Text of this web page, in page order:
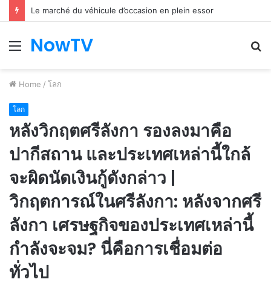
Le marché du véhicule d’occasion en plein essor
Menu
NowTV
Home / โลก
โลก
หลังวิกฤตศรีลังกา รองลงมาคือ
ปากีสถาน และประเทศเหล่านี้ใกล้
จะผิดนัดเงินกู้ดังกล่าว |
วิกฤตการณ์ในศรีลังกา: หลังจากศรี
ลังกา เศรษฐกิจของประเทศเหล่านี้
กำลังจะจม? นี่คือการเชื่อมต่อ
ทั่วไป